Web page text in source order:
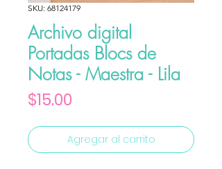
SKU: 68124179
Archivo digital
Portadas Blocs de
Notas - Maestra - Lila
$15.00
Agregar al carrito